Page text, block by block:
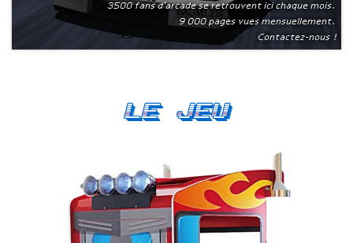
3500 fans d'arcade se retrouvent ici chaque mois.
9 000 pages vues mensuellement.
Contactez-nous !
Le Jeu